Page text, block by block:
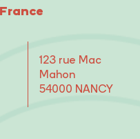
123 rue Mac
Mahon
54000 NANCY